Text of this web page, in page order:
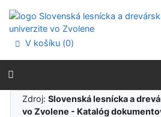
Prejsť na menu
Prehlásenie o webovej prístupnosti
V košíku (0)
Výsledky
Zdroj:Slovenská lesnícka a
vo Zvolene - Katalóg